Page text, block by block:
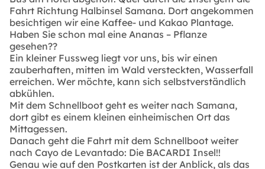
Fahrt Richtung Halbinsel Samana. Dort angekommen
besichtigen wir eine Kaffee- und Kakao Plantage.
Haben Sie schon mal eine Ananas – Pflanze
gesehen??
Ein kleiner Fussweg liegt vor uns, bis wir einen
zauberhaften, mitten im Wald versteckten, Wasserfall
erreichen. Wer möchte, kann sich selbstverständlich
abkühlen.
Mit dem Schnellboot geht es weiter nach Samana,
dort gibt es einem kleinen einheimischen Ort das
Mittagessen.
Danach geht die Fahrt mit dem Schnellboot weiter
nach Cayo de Levantado: Die BACARDI Insel!!
Genau wie auf den Postkarten ist der Anblick, als das